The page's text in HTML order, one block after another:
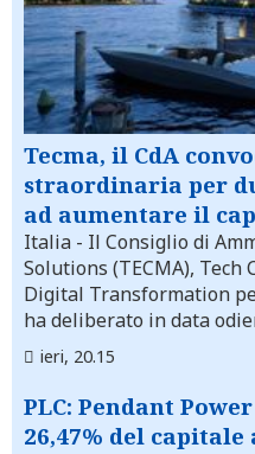
Tecma, il CdA
straordinaria per
ad aumentare il
Italia - Il Consiglio di
Solutions (TECMA),
Digital Transformation
ha deliberato in data
ieri, 20.15
PLC: Pendant
26,47% del capitale